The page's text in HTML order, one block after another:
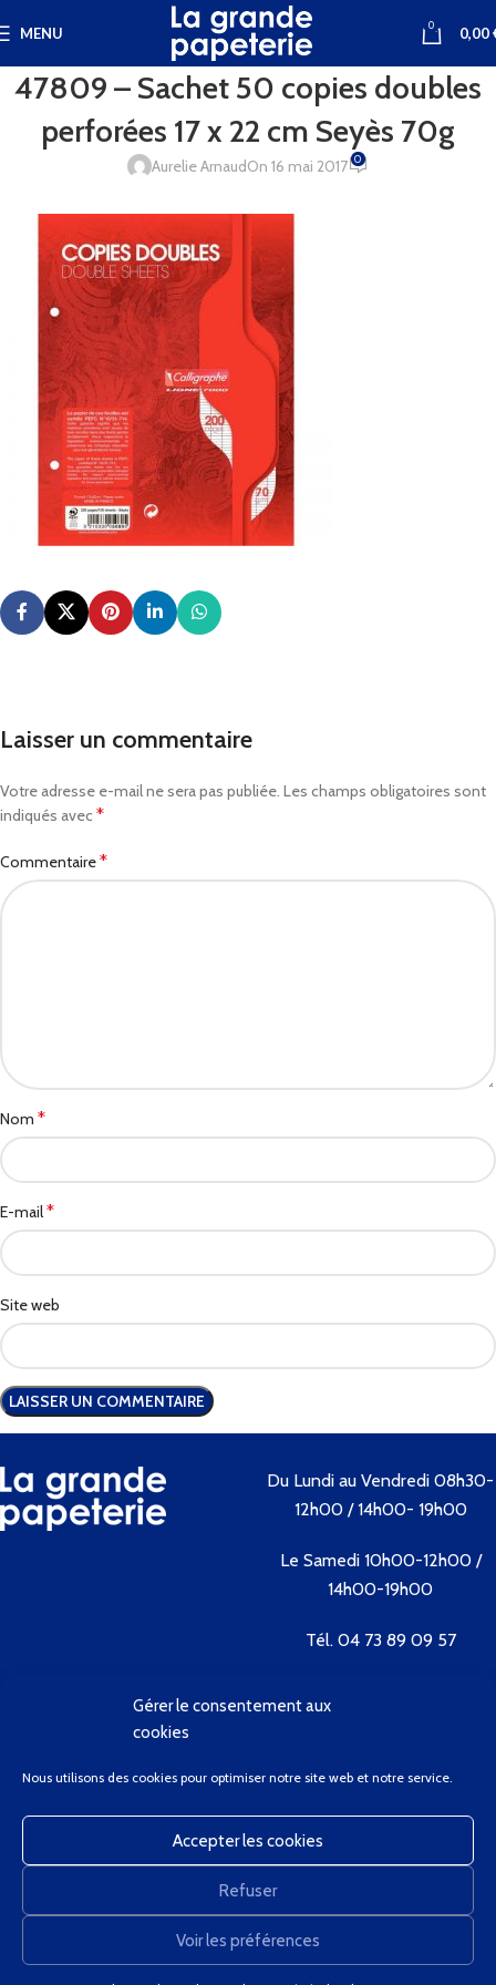
Gérer le consentement aux
cookies
Nous utilisons des cookies pour optimiser notre site web et notre service.
Accepter les cookies
Refuser
Voir les préférences
MENU 0 0,00
47809 – Sachet 50 copies doubles
perforées 17 x 22 cm Seyès 70g
Aurelie ArnaudOn 16 mai 2017 0
Laisser un commentaire
Votre adresse e-mail ne sera pas publiée. Les champs obligatoires sont
indiqués avec *
Commentaire*
Nom *
E-mail*
Site web
Du Lundi au Vendredi 08h30-
12h00 / 14h00- 19h00
Le Samedi 10h00-12h00 /
14h00-19h00
Tél. 04 73 89 09 57
Contactez-nous
Bienvenue
Contactez-Nous
Client Privilège
Mon Compte
Panier
Nous utilisons des cookies pour améliorer votre expérience sur notre site